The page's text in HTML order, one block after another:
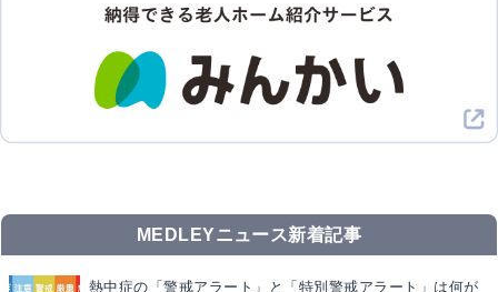
MEDLEYニュース新着記事
熱中症の「警戒アラート」と「特別警戒アラート」は何が